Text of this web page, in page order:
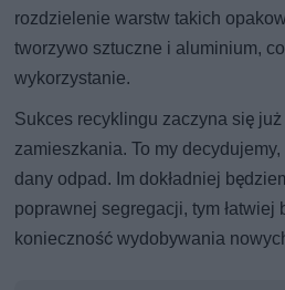
rozdzielenie warstw takich
tworzywo sztuczne i aluminium,
wykorzystanie.
Sukces recyklingu zaczyna się
zamieszkania. To my
dany odpad. Im dokładniej
poprawnej segregacji, tym łatwiej
konieczność wydobywania